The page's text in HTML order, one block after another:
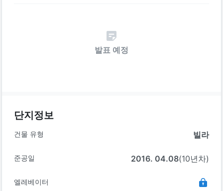
발표 예정
단지정보
건물 유형 빌라
준공일 2016. 04.08(10년차)
엘레베이터